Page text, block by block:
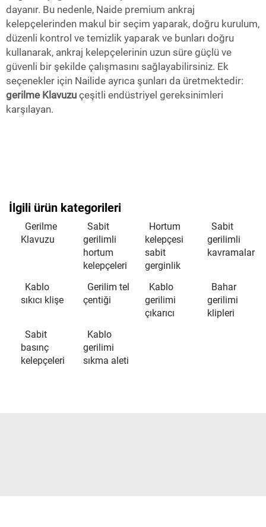
dayanır. Bu nedenle, Naide premium ankraj
kelepçelerinden makul bir seçim yaparak, doğru kurulum,
düzenli kontrol ve temizlik yaparak ve bunları doğru
kullanarak, ankraj kelepçelerinin uzun süre güçlü ve
güvenli bir şekilde çalışmasını sağlayabilirsiniz. Ek
seçenekler için Nailide ayrıca şunları da üretmektedir:
gerilme Klavuzu çeşitli endüstriyel gereksinimleri
karşılayan.
İlgili ürün kategorileri
Gerilme
Klavuzu
Sabit
gerilimli
hortum
kelepçeleri
Hortum
kelepçesi
sabit
gerginlik
Sabit
gerilimli
kavramalar
Kablo
sıkıcı klişe
Gerilim tel
çentiği
Kablo
gerilimi
çıkarıcı
Bahar
gerilimi
klipleri
Sabit
basınç
kelepçeleri
Kablo
gerilimi
sıkma aleti